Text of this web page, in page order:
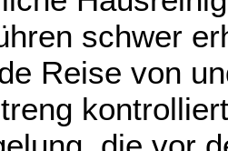
schwer
Reise von